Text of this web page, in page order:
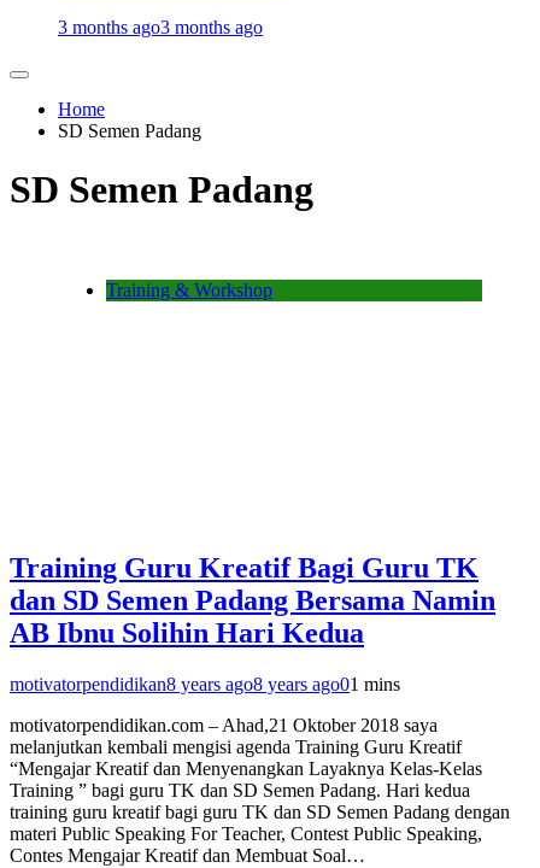
3 months ago3 months ago
Home
SD Semen Padang
SD Semen Padang
Training & Workshop
Training Guru Kreatif Bagi Guru TK
dan SD Semen Padang Bersama Namin
AB Ibnu Solihin Hari Kedua
motivatorpendidikan8 years ago8 years ago01 mins
motivatorpendidikan.com – Ahad,21 Oktober 2018 saya
melanjutkan kembali mengisi agenda Training Guru Kreatif
“Mengajar Kreatif dan Menyenangkan Layaknya Kelas-Kelas
Training ” bagi guru TK dan SD Semen Padang. Hari kedua
training guru kreatif bagi guru TK dan SD Semen Padang dengan
materi Public Speaking For Teacher, Contest Public Speaking,
Contes Mengajar Kreatif dan Membuat Soal…